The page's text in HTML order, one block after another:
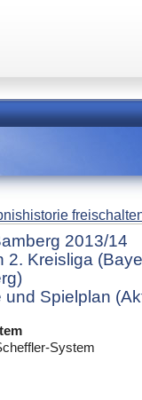
2013/14
2. Kreisliga
und Spielplan
System